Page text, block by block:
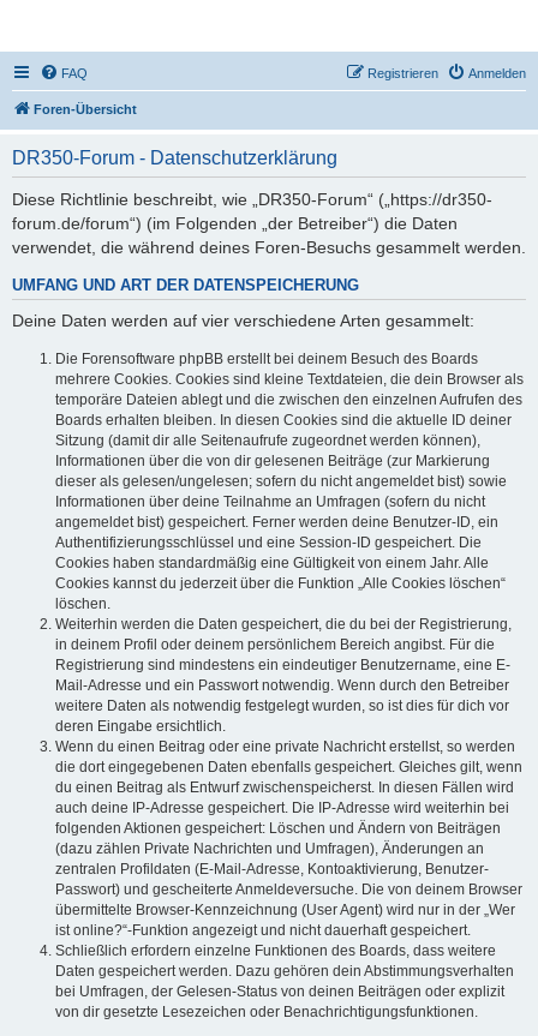
FAQ Anmelden
Registrieren
Foren-Übersicht
DR350-Forum - Datenschutzerklärung
Diese Richtlinie beschreibt, wie „DR350-Forum“ („https://dr350-
forum.de/forum“) (im Folgenden „der Betreiber“) die Daten
verwendet, die während deines Foren-Besuchs gesammelt werden.
UMFANG UND ART DER DATENSPEICHERUNG
Deine Daten werden auf vier verschiedene Arten gesammelt:
Die Forensoftware phpBB erstellt bei deinem Besuch des Boards
mehrere Cookies. Cookies sind kleine Textdateien, die dein Browser als
temporäre Dateien ablegt und die zwischen den einzelnen Aufrufen des
Boards erhalten bleiben. In diesen Cookies sind die aktuelle ID deiner
Sitzung (damit dir alle Seitenaufrufe zugeordnet werden können),
Informationen über die von dir gelesenen Beiträge (zur Markierung
dieser als gelesen/ungelesen; sofern du nicht angemeldet bist) sowie
Informationen über deine Teilnahme an Umfragen (sofern du nicht
angemeldet bist) gespeichert. Ferner werden deine Benutzer-ID, ein
Authentifizierungsschlüssel und eine Session-ID gespeichert. Die
Cookies haben standardmäßig eine Gültigkeit von einem Jahr. Alle
Cookies kannst du jederzeit über die Funktion „Alle Cookies löschen“
löschen.
Weiterhin werden die Daten gespeichert, die du bei der Registrierung,
in deinem Profil oder deinem persönlichem Bereich angibst. Für die
Registrierung sind mindestens ein eindeutiger Benutzername, eine E-
Mail-Adresse und ein Passwort notwendig. Wenn durch den Betreiber
weitere Daten als notwendig festgelegt wurden, so ist dies für dich vor
deren Eingabe ersichtlich.
Wenn du einen Beitrag oder eine private Nachricht erstellst, so werden
die dort eingegebenen Daten ebenfalls gespeichert. Gleiches gilt, wenn
du einen Beitrag als Entwurf zwischenspeicherst. In diesen Fällen wird
auch deine IP-Adresse gespeichert. Die IP-Adresse wird weiterhin bei
folgenden Aktionen gespeichert: Löschen und Ändern von Beiträgen
(dazu zählen Private Nachrichten und Umfragen), Änderungen an
zentralen Profildaten (E-Mail-Adresse, Kontoaktivierung, Benutzer-
Passwort) und gescheiterte Anmeldeversuche. Die von deinem Browser
übermittelte Browser-Kennzeichnung (User Agent) wird nur in der „Wer
ist online?“-Funktion angezeigt und nicht dauerhaft gespeichert.
Schließlich erfordern einzelne Funktionen des Boards, dass weitere
Daten gespeichert werden. Dazu gehören dein Abstimmungsverhalten
bei Umfragen, der Gelesen-Status von deinen Beiträgen oder explizit
von dir gesetzte Lesezeichen oder Benachrichtigungsfunktionen.